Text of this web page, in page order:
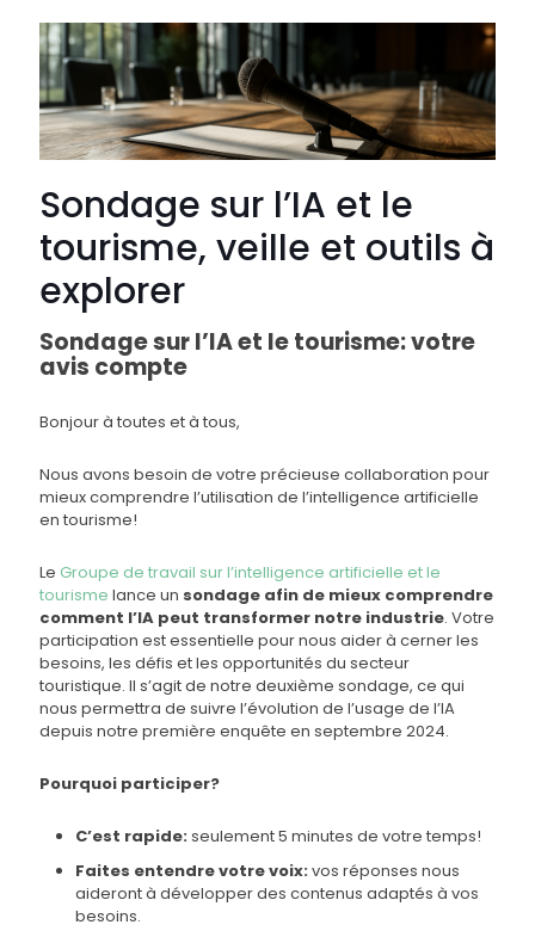
Sondage sur l’IA et le
tourisme, veille et outils à
explorer
Sondage sur l’IA et le tourisme: votre
avis compte
Bonjour à toutes et à tous,
Nous avons besoin de votre précieuse collaboration pour
mieux comprendre l’utilisation de l’intelligence artificielle
en tourisme!
Le Groupe de travail sur l’intelligence artificielle et le
tourisme lance un sondage afin de mieux comprendre
comment l’IA peut transformer notre industrie. Votre
participation est essentielle pour nous aider à cerner les
besoins, les défis et les opportunités du secteur
touristique. Il s’agit de notre deuxième sondage, ce qui
nous permettra de suivre l’évolution de l’usage de l’IA
depuis notre première enquête en septembre 2024.
Pourquoi participer?
C’est rapide:seulement 5 minutes de votre temps!
Faites entendre votre voix:vos réponses nous
aideront à développer des contenus adaptés à vos
besoins.